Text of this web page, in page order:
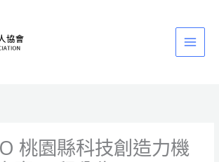
桃園縣科技創造力機